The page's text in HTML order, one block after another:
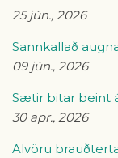
25 jún., 2026
Sannkallað
09 jún., 2026
Sætir bitar beint
30 apr., 2026
Alvöru